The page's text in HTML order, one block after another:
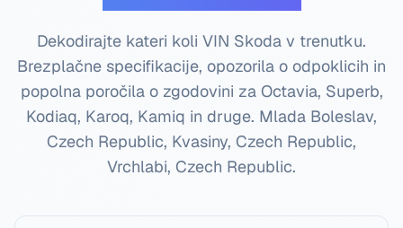
Dekodirajte kateri koli VIN Skoda v trenutku.
Brezplačne specifikacije, opozorila o odpoklicih in
popolna poročila o zgodovini za Octavia, Superb,
Kodiaq, Karoq, Kamiq in druge. Mlada Boleslav,
Czech Republic, Kvasiny, Czech Republic,
Vrchlabi, Czech Republic.